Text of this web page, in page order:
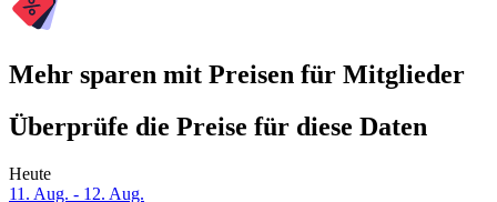
Mehr sparen mit Preisen für Mitglieder
Überprüfe die Preise für diese Daten
Heute
11. Aug. - 12. Aug.